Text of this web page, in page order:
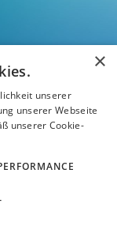
×
unserer
unserer Webseite
unserer Cookie-